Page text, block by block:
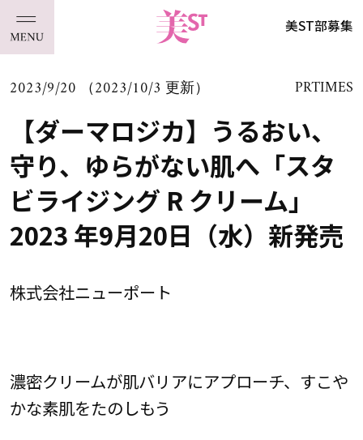
美ST部募集
2023/9/20 （2023/10/3 更新） PRTIMES
【ダーマロジカ】うるおい、
守り、ゆらがない肌へ「スタ
ビライジング R クリーム」
2023 年9月20日（水）新発売
株式会社ニューポート
濃密クリームが肌バリアにアプローチ、すこや
かな素肌をたのしもう